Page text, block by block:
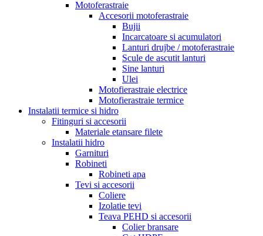
Motoferastraie
Accesorii motoferastraie
Bujii
Incarcatoare si acumulatori
Lanturi drujbe / motoferastraie
Scule de ascutit lanturi
Sine lanturi
Ulei
Motofierastraie electrice
Motofierastraie termice
Instalatii termice si hidro
Fitinguri si accesorii
Materiale etansare filete
Instalatii hidro
Garnituri
Robineti
Robineti apa
Tevi si accesorii
Coliere
Izolatie tevi
Teava PEHD si accesorii
Colier bransare